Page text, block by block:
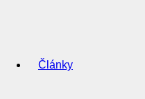
Články